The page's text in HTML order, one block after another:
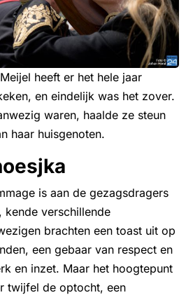
heeft er het hele jaar
en eindelijk was het zover.
waren, haalde ze steun
haar huisgenoten.
is aan de gezagsdragers
kende verschillende
brachten een toast uit op
een gebaar van respect en
en inzet. Maar het hoogtepunt
twijfel de optocht, een